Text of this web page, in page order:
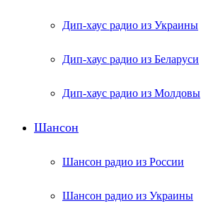
Дип-хаус радио из Украины
Дип-хаус радио из Беларуси
Дип-хаус радио из Молдовы
Шансон
Шансон радио из России
Шансон радио из Украины